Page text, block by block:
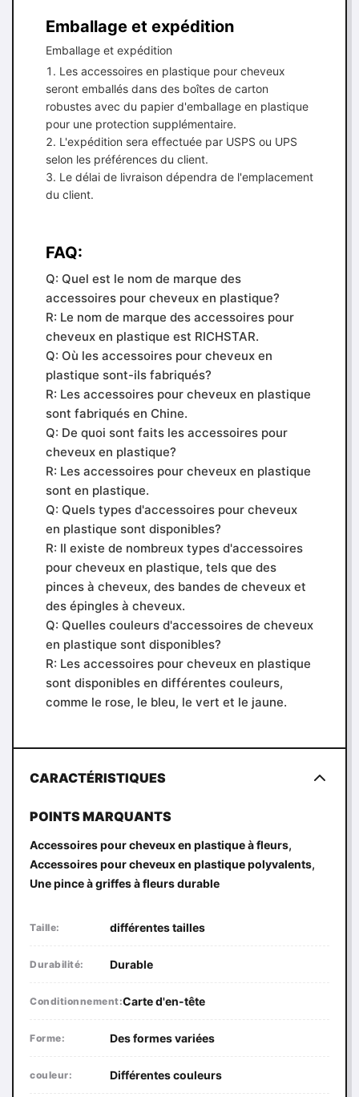
Emballage et expédition
Emballage et expédition
Les accessoires en plastique pour cheveux
seront emballés dans des boîtes de carton
robustes avec du papier d'emballage en plastique
pour une protection supplémentaire.
L'expédition sera effectuée par USPS ou UPS
selon les préférences du client.
Le délai de livraison dépendra de l'emplacement
du client.
FAQ:
Q: Quel est le nom de marque des
accessoires pour cheveux en plastique?
R: Le nom de marque des accessoires pour
cheveux en plastique est RICHSTAR.
Q: Où les accessoires pour cheveux en
plastique sont-ils fabriqués?
R: Les accessoires pour cheveux en plastique
sont fabriqués en Chine.
Q: De quoi sont faits les accessoires pour
cheveux en plastique?
R: Les accessoires pour cheveux en plastique
sont en plastique.
Q: Quels types d'accessoires pour cheveux
en plastique sont disponibles?
R: Il existe de nombreux types d'accessoires
pour cheveux en plastique, tels que des
pinces à cheveux, des bandes de cheveux et
des épingles à cheveux.
Q: Quelles couleurs d'accessoires de cheveux
en plastique sont disponibles?
R: Les accessoires pour cheveux en plastique
sont disponibles en différentes couleurs,
comme le rose, le bleu, le vert et le jaune.
CARACTÉRISTIQUES
POINTS MARQUANTS
Accessoires pour cheveux en plastique à fleurs,
Accessoires pour cheveux en plastique polyvalents,
Une pince à griffes à fleurs durable
Taille: différentes tailles
Durabilité: Durable
Conditionnement:Carte d'en-tête
Forme: Des formes variées
couleur: Différentes couleurs